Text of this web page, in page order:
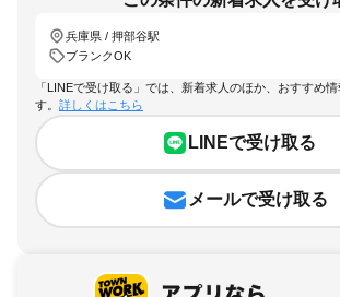
兵庫県 / 押部谷駅
ブランクOK
「LINEで受け取る」では、新着求人のほか、おすすめ
す。 詳しくはこちら
LINEで受け取る
メールで受け取る